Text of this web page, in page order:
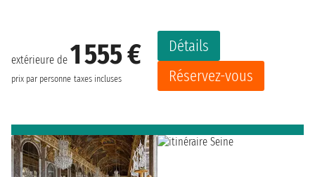
extérieure de 1 555 €
prix par personne taxes incluses
Détails
Réservez-vous